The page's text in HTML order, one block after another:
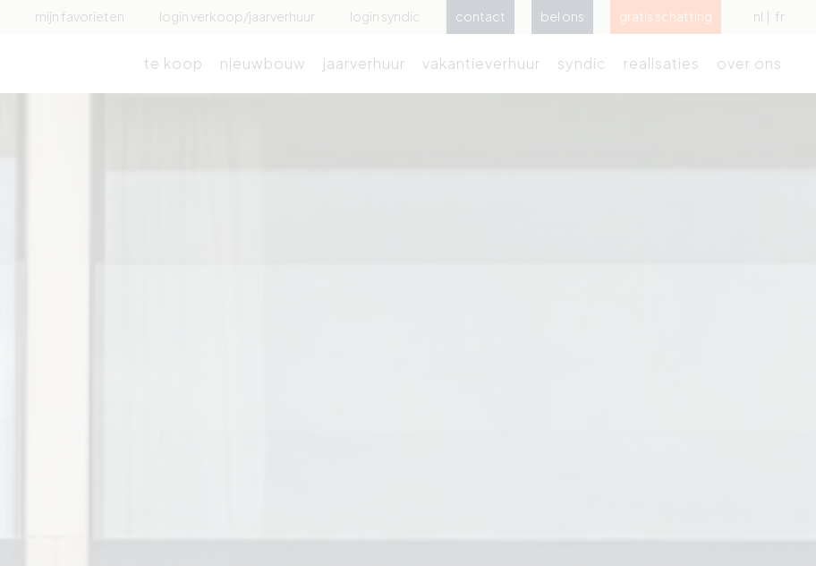
mijn favorieten login verkoop/jaarverhuur login syndic contact bel ons gratis schatting nl fr
te koop nieuwbouw jaarverhuur vakantieverhuur syndic realisaties over ons